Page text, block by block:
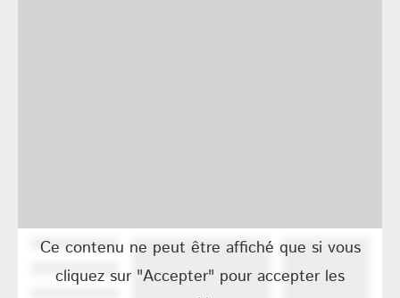
Ce contenu ne peut être affiché que si vous
cliquez sur "Accepter" pour accepter les